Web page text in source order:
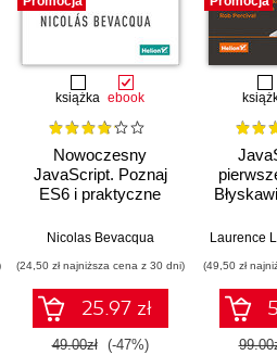
książka ebook
Nowoczesny
JavaScript. Poznaj
ES6 i praktyczne
nowych rozwiązań
Nicolas Bevacqua
(24,50 zł najniższa cena z 30 dni)
25.97 zł
49.00zł (-47%)
WWW
Laurence
(49,50 zł